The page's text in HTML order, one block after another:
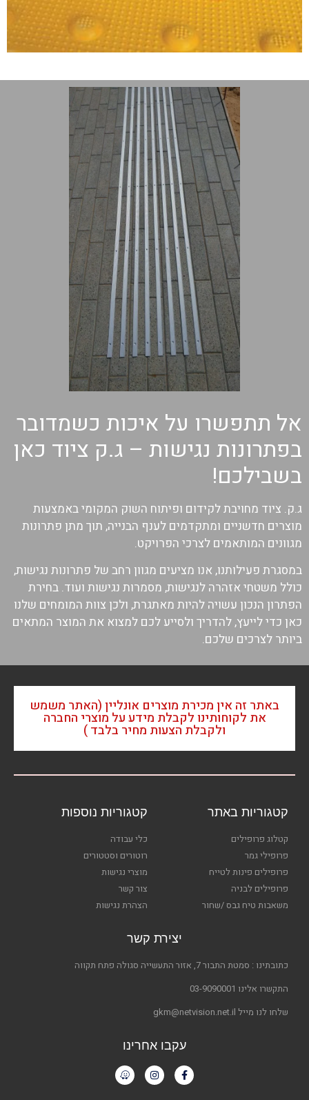
אל תתפשרו על איכות כשמדובר
בפתרונות נגישות – ג.ק ציוד כאן
בשבילכם!
ג.ק. ציוד מחויבת לקידום ופיתוח השוק המקומי באמצעות
מוצרים חדשניים ומתקדמים לענף הבנייה, תוך מתן פתרונות
מגוונים המותאמים לצרכי הפרויקט.
במסגרת פעילותנו, אנו מציעים מגוון רחב של פתרונות נגישות,
כולל משטחי אזהרה לנגישות, מסמרות נגישות ועוד. בחירת
הפתרון הנכון עשויה להיות מאתגרת, ולכן צוות המומחים שלנו
כאן כדי לייעץ, להדריך ולסייע לכם למצוא את המוצר המתאים
ביותר לצרכים שלכם.
באתר זה אין מכירת מוצרים אונליין (האתר משמש
את לקוחותינו לקבלת מידע על מוצרי החברה
ולקבלת הצעות מחיר בלבד )
קטגוריות באתר
קטלוג פרופילים
פרופילי גמר
פרופילים פינות לטייח
פרופילים לבניה
משאבות טיח גבס /שחור
קטגוריות נוספות
כלי עבודה
רוטורים וסטטורים
מוצרי נגישות
צור קשר
הצהרת נגישות
יצירת קשר
כתובתינו : סמטת התבור 7, אזור התעשייה סגולה פתח תקווה
התקשרו אלינו 03-9090001
שלחו לנו מייל gkm@netvision.net.il
עקבו אחרינו